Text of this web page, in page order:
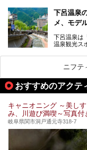
らの利用客
今回は、
介します。
下呂温泉
メ、モデ
下呂温泉は
温泉観光ス
のグルメを
したいもの
本記事では
をご紹介す
下呂温泉観
ニフテ
おすすめのアクテ
キャニオニング ～美し
み、川遊び満喫～写真付
岐阜県関市洞戸通元寺318-7